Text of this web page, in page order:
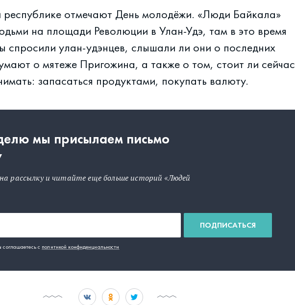
республике отмечают День молодёжи. «Люди Байкала»
на площади Революции в Улан-Удэ, там в это время
спросили улан-удэнцев, слышали ли они о последних
о мятеже Пригожина, а также о том, стоит ли сейчас
запасаться продуктами, покупать валюту.
мы присылаем письмо
рассылку и читайте еще больше историй «Людей
ПОДПИСАТЬСЯ
с политикой конфиденциальности